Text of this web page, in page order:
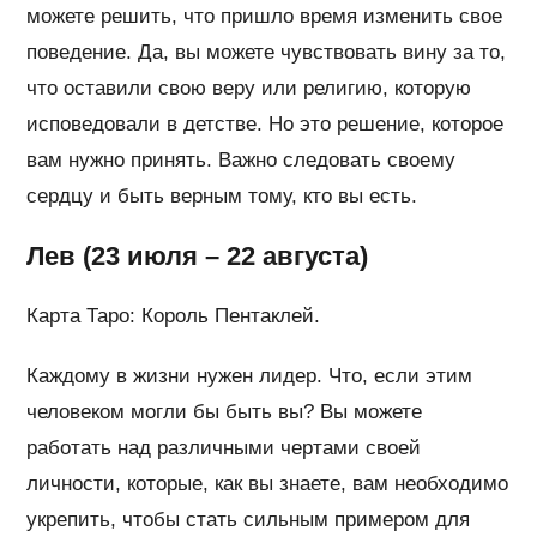
можете решить, что пришло время изменить свое
поведение. Да, вы можете чувствовать вину за то,
что оставили свою веру или религию, которую
исповедовали в детстве. Но это решение, которое
вам нужно принять. Важно следовать своему
сердцу и быть верным тому, кто вы есть.
Лев (23 июля – 22 августа)
Карта Таро: Король Пентаклей.
Каждому в жизни нужен лидер. Что, если этим
человеком могли бы быть вы? Вы можете
работать над различными чертами своей
личности, которые, как вы знаете, вам необходимо
укрепить, чтобы стать сильным примером для